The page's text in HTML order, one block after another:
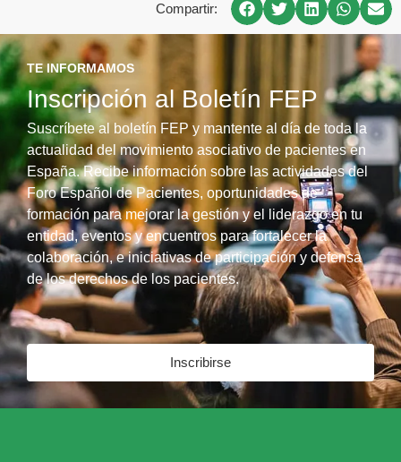
Compartir:
TE INFORMAMOS
Inscripción al Boletín FEP
Suscríbete al boletín FEP y mantente al día de toda la
actualidad del movimiento asociativo de pacientes en
España. Recibe información sobre las actividades del
Foro Español de Pacientes, oportunidades de
formación para mejorar la gestión y el liderazgo en tu
entidad, eventos y encuentros para fortalecer la
colaboración, e iniciativas de participación y defensa
de los derechos de los pacientes.
Inscribirse